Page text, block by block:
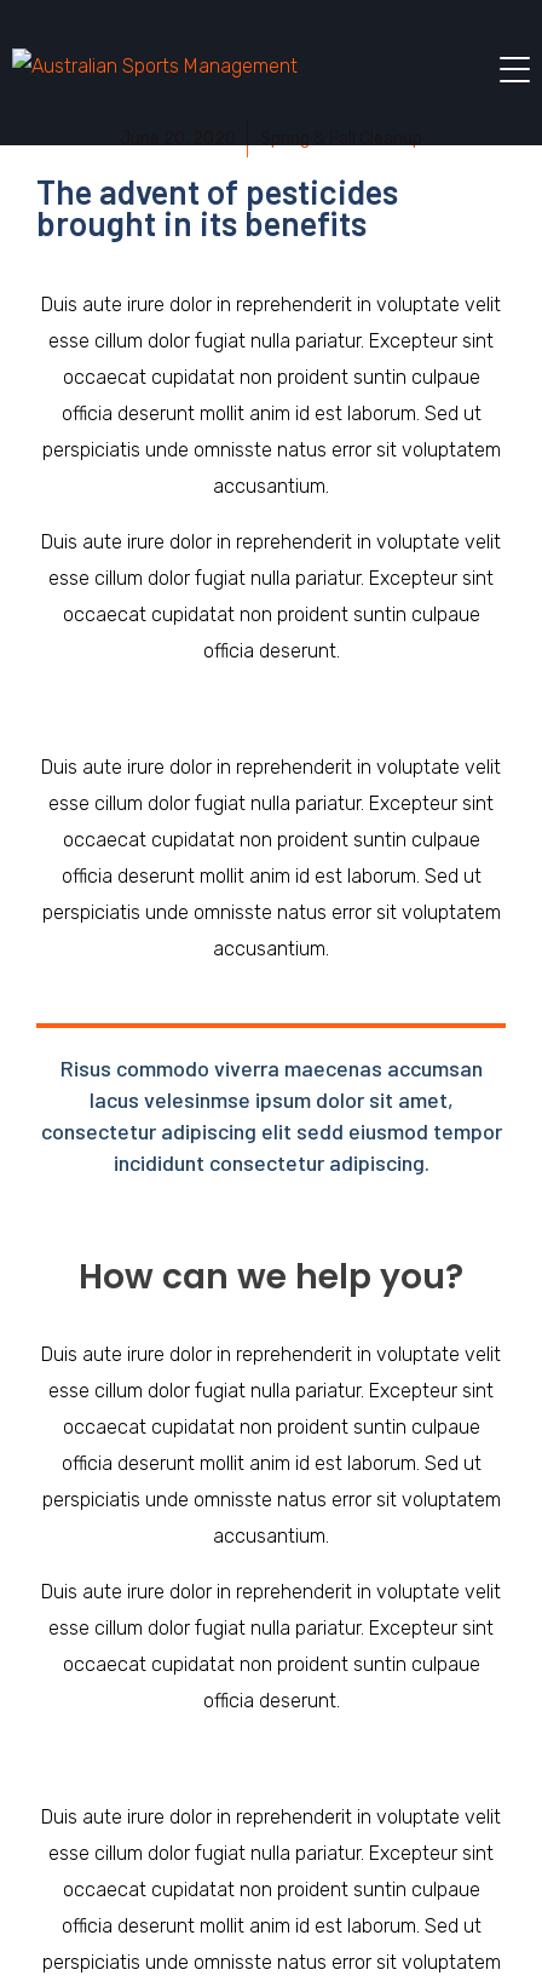
The advent of pesticides
brought in its benefits
Duis aute irure dolor in reprehenderit in voluptate velit
esse cillum dolor fugiat nulla pariatur. Excepteur sint
occaecat cupidatat non proident suntin culpaue
officia deserunt mollit anim id est laborum. Sed ut
perspiciatis unde omnisste natus error sit voluptatem
accusantium.
Duis aute irure dolor in reprehenderit in voluptate velit
esse cillum dolor fugiat nulla pariatur. Excepteur sint
occaecat cupidatat non proident suntin culpaue
officia deserunt.
Duis aute irure dolor in reprehenderit in voluptate velit
esse cillum dolor fugiat nulla pariatur. Excepteur sint
occaecat cupidatat non proident suntin culpaue
officia deserunt mollit anim id est laborum. Sed ut
perspiciatis unde omnisste natus error sit voluptatem
accusantium.
Risus commodo viverra maecenas accumsan
lacus velesinmse ipsum dolor sit amet,
consectetur adipiscing elit sedd eiusmod tempor
incididunt consectetur adipiscing.
How can we help you?
Duis aute irure dolor in reprehenderit in voluptate velit
esse cillum dolor fugiat nulla pariatur. Excepteur sint
occaecat cupidatat non proident suntin culpaue
officia deserunt mollit anim id est laborum. Sed ut
perspiciatis unde omnisste natus error sit voluptatem
accusantium.
Duis aute irure dolor in reprehenderit in voluptate velit
esse cillum dolor fugiat nulla pariatur. Excepteur sint
occaecat cupidatat non proident suntin culpaue
officia deserunt.
Duis aute irure dolor in reprehenderit in voluptate velit
esse cillum dolor fugiat nulla pariatur. Excepteur sint
occaecat cupidatat non proident suntin culpaue
officia deserunt mollit anim id est laborum. Sed ut
perspiciatis unde omnisste natus error sit voluptatem